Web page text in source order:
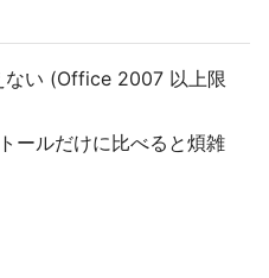
ない (Office 2007 以上限
ールだけに比べると煩雑